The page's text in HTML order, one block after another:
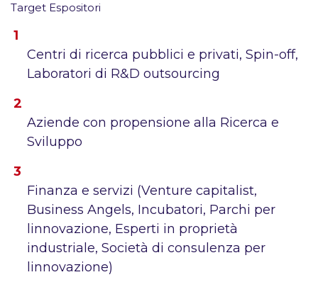
Target Espositori
Centri di ricerca pubblici e privati, Spin-off,
Laboratori di R&D outsourcing
Aziende con propensione alla Ricerca e
Sviluppo
Finanza e servizi (Venture capitalist,
Business Angels, Incubatori, Parchi per
linnovazione, Esperti in proprietà
industriale, Società di consulenza per
linnovazione)